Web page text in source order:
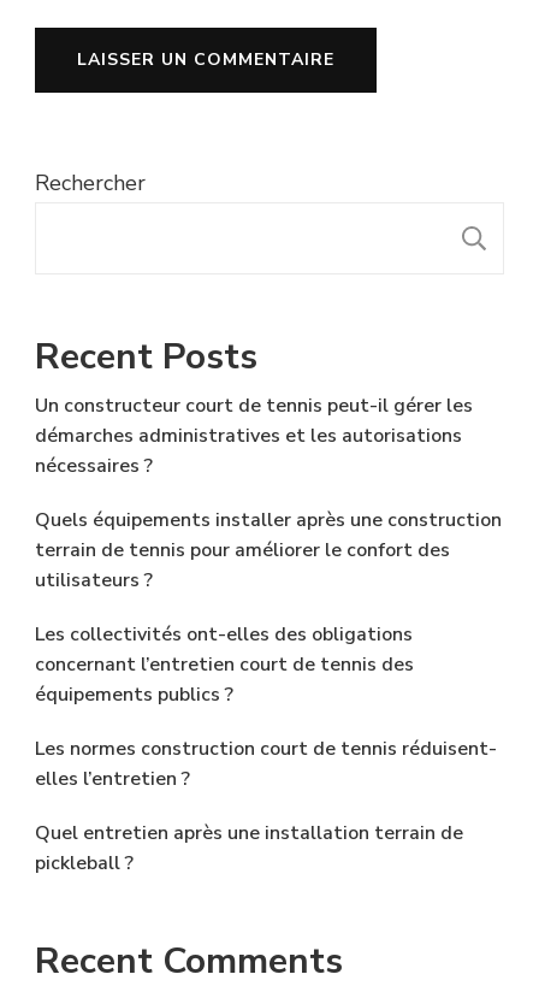
Rechercher
Recent Posts
Un constructeur court de tennis peut-il gérer les
démarches administratives et les autorisations
nécessaires ?
Quels équipements installer après une construction
terrain de tennis pour améliorer le confort des
utilisateurs ?
Les collectivités ont-elles des obligations
concernant l’entretien court de tennis des
équipements publics ?
Les normes construction court de tennis réduisent-
elles l’entretien ?
Quel entretien après une installation terrain de
pickleball ?
Recent Comments